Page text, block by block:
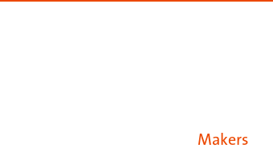
Makers